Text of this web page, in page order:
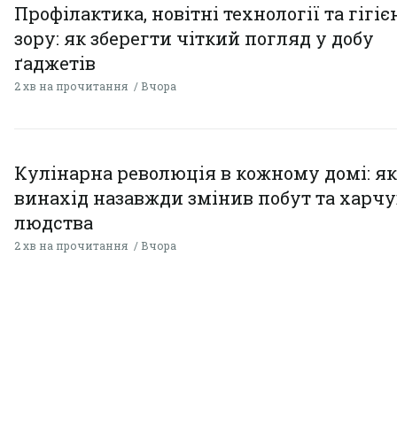
Профілактика, новітні технології та
зору: як зберегти чіткий погляд у добу
ґаджетів
2 хв на прочитання Вчора
Кулінарна революція в кожному домі:
винахід назавжди змінив побут та
людства
2 хв на прочитання Вчора